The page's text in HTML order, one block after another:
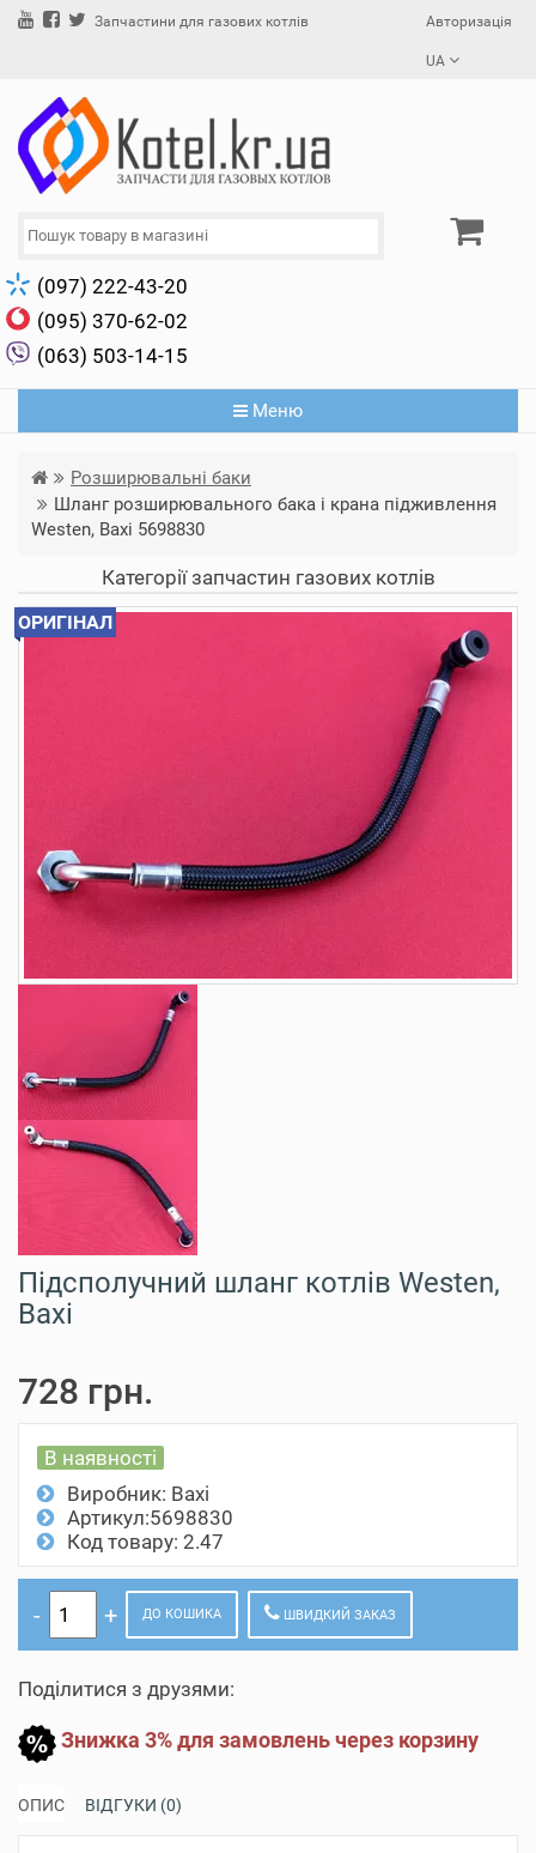
Запчастини для газових котлів Авторизація
UA
(097) 222-43-20
(095) 370-62-02
(063) 503-14-15
Меню
Розширювальні баки
Шланг розширювального бака і крана підживлення
Westen, Baxi 5698830
Категорії запчастин газових котлів
ОРИГІНАЛ
Підсполучний шланг котлів Westen,
Baxi
728 грн.
В наявності
Виробник: Baxi
Артикул:5698830
Код товару: 2.47
ДО КОШИКА ШВИДКИЙ ЗАКАЗ
Поділитися з друзями:
Знижка 3% для замовлень через корзину
ОПИС ВІДГУКИ (0)